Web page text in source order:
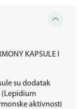
KAPSULE I
su dodatak
(Lepidium
aktivnosti